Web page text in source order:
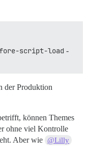
script-load -
der Produktion
können Themes
ohne viel Kontrolle
Aber wie @Lilly